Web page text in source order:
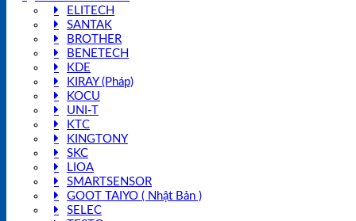
ELITECH
SANTAK
BROTHER
BENETECH
KDE
KIRAY (Pháp)
KOCU
UNI-T
KTC
KINGTONY
SKC
LIOA
SMARTSENSOR
GOOT TAIYO ( Nhật Bản )
SELEC